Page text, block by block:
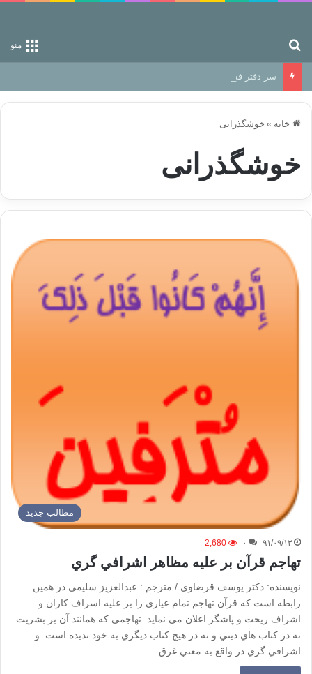
منو
سر دفتر فساد در زمین‌، دوری وکناره‌گیری از راه خداست‌!
خانه » خوشگذرانی
خوشگذرانی
مطالب جدید
۹۱/۰۹/۱۳ ۰ 2,680
تهاجم قرآن بر عليه مظاهر اشرافي گري
نویسنده: دكتر يوسف قرضاوي / مترجم : عبدالعزيز سليمي در همين
رابطه است كه قرآن تهاجم تمام عياري را بر عليه اسراف كاران و
اشراف ريخت و پاشگر اعلان مي نمايد. تهاجمي كه همانند آن بر بشريت
نه در كتاب هاي ديني و نه در هيچ كتاب ديگري به خود نديده است. و
اشرافي گري در واقع به معني غرق…